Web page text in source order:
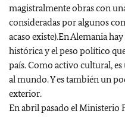
magistralmente obras con
consideradas por algunos
acaso existe).En Alemania
histórica y el peso político
país. Como activo cultural,
al mundo. Y es también un
exterior.
En abril pasado el Ministerio